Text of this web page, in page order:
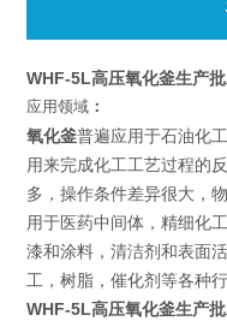
WHF-5L高压氧化釜生产
应用领域 ：
氧化釜普遍应用于石油化
用来完成化工工艺过程的
多，操作条件差异很大，
用于医药中间体，精细化
漆和涂料，清洁剂和表面
工，树脂，催化剂等各种行
WHF-5L高压氧化釜生产